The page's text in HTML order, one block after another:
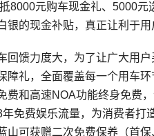
8000元购车现金礼、5000
银的现金补贴，真正让利于
回馈力度大，为了让广大用
障礼，全面覆盖每一个用车
费和高速NOA功能终身免费
年免费娱乐流量，为消费者打
山可获赠二次免费保养（首